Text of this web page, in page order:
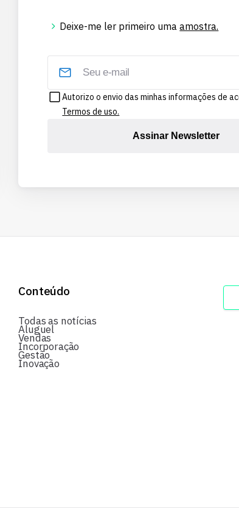
Deixe-me ler primeiro umaamostra.
Autorizo o envio das minhas informações de
Termos de uso.
Assinar Newsletter
Conteúdo
Todas as notícias
Aluguel
Vendas
Incorporação
Gestão
Inovação